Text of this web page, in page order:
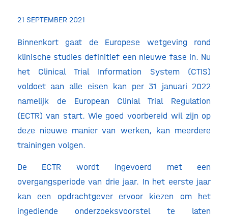
21 SEPTEMBER 2021
Binnenkort gaat de Europese wetgeving rond
klinische studies definitief een nieuwe fase in. Nu
het Clinical Trial Information System (CTIS)
voldoet aan alle eisen kan per 31 januari 2022
namelijk de European Clinial Trial Regulation
(ECTR) van start. Wie goed voorbereid wil zijn op
deze nieuwe manier van werken, kan meerdere
trainingen volgen.
De ECTR wordt ingevoerd met een
overgangsperiode van drie jaar. In het eerste jaar
kan een opdrachtgever ervoor kiezen om het
ingediende onderzoeksvoorstel te laten